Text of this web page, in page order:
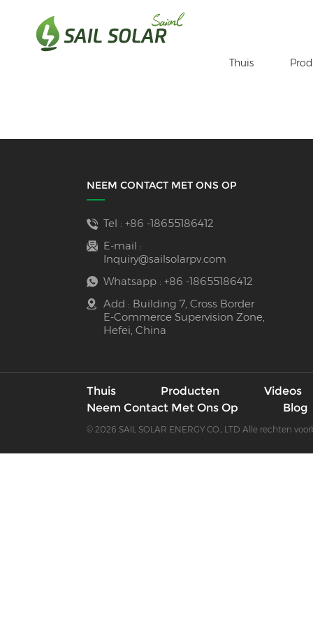
Thuis
NEEM CONTACT MET ONS OP
Tel : +86 -18655186412
E-mail :
Inquiry@sailsolarpv.com
Whatsapp : +86 -18655186412
Add : Building 7, Cross Border
E-Commerce Supervision Zone,
Hefei, China
Thuis Producten Videos
Neem Contact Met Ons Op
Blog
© 2026 SAIL SOLAR ENERGY CO., LTD Alle rechten